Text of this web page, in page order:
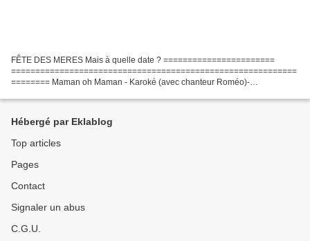
FÊTE DES MERES Mais à quelle date ? =======================
===========================================================
======== Maman oh Maman - Karoké (avec chanteur Roméo)-
=========================...
Hébergé par Eklablog
Top articles
Pages
Contact
Signaler un abus
C.G.U.